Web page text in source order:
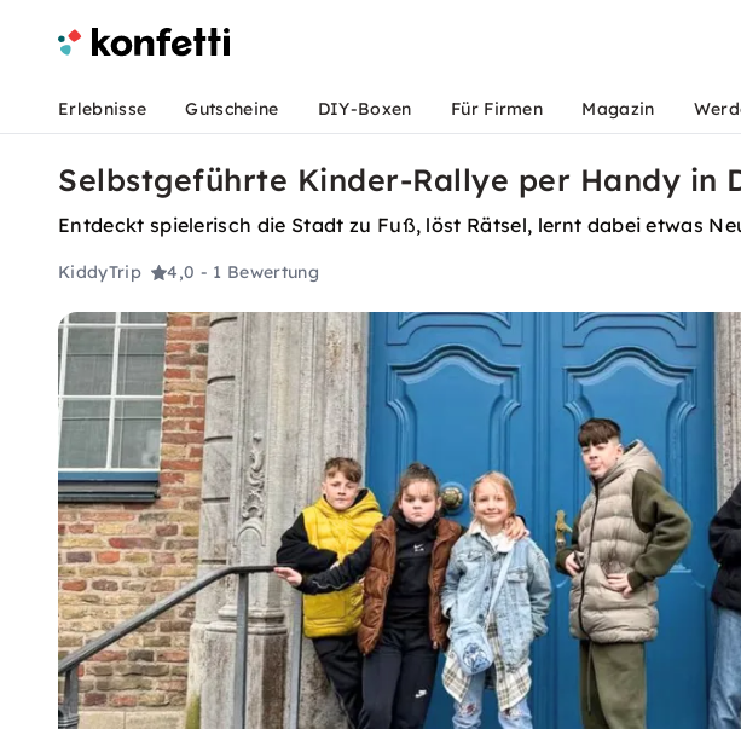
Erlebnisse Gutscheine DIY-Boxen Für Firmen Magazin
Selbstgeführte Kinder-Rallye per Handy in
Entdeckt spielerisch die Stadt zu Fuß, löst Rätsel, lernt dabei etwas
KiddyTrip 4,0 - 1 Bewertung